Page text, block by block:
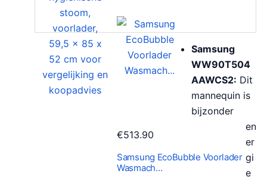
€513.90
Samsung EcoBubble Voorlader
Wasmach…
Samsung
WW90T504
AAWCS2: Dit
mannequin is
bijzonder
en
er
gi
e